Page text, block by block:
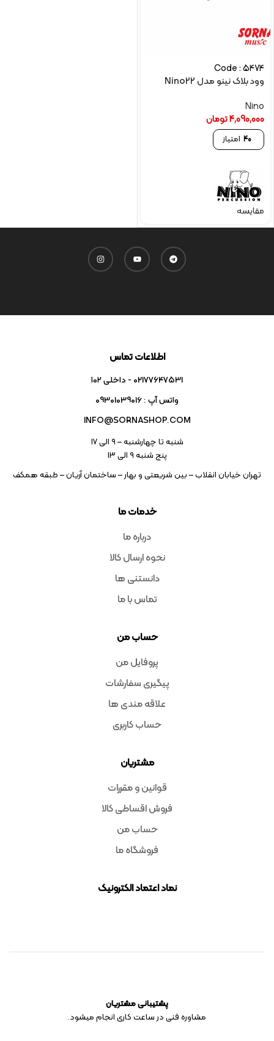
Code : 5474
وود بلاک نینو مدل Nino22
Nino
4,090,000تومان
40 امتیاز
مقایسه
خدمات ما
درباره ما
نحوه ارسال کالا
دانستنی ها
تماس با ما
حساب من
پروفایل من
پیگیری سفارشات
علاقه مندی ها
حساب کاربری
مشتریان
قوانین و مقررات
فروش اقساطی کالا
حساب من
فروشگاه ما
نماد اعتماد الکترونیک
اطلاعات تماس
02177647531 - داخلی ۱۰۲
واتس آپ : 09301039016
INFO@SORNASHOP.COM
شنبه تا چهارشنبه – ۹ الی 17
پنج شنبه ۹ الی 13
تهران خیابان انقلاب – بین شریعتی و بهار – ساختمان آریان – طبقه همکف
پشتیبانی مشتریان
مشاوره فنی در ساعت کاری انجام میشود.